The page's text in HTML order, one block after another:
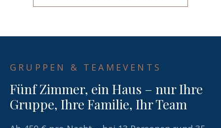
GRUPPEN & TEAMEVENTS
Fünf Zimmer, ein Haus – nur Ihre
Gruppe, Ihre Familie, Ihr Team